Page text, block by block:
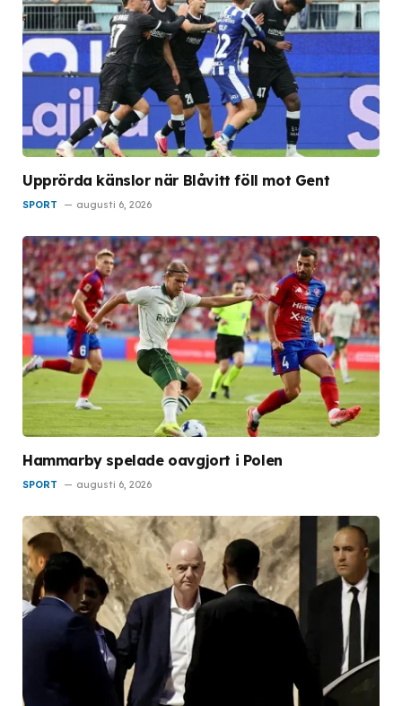
Upprörda känslor när Blåvitt föll mot Gent
SPORT augusti 6, 2026
Hammarby spelade oavgjort i Polen
SPORT augusti 6, 2026